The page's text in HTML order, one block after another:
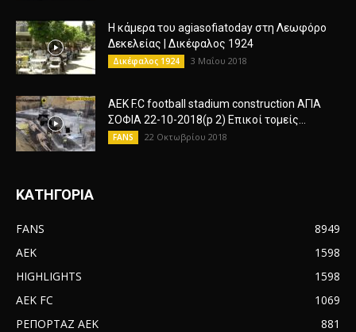
Η κάμερα του agiasofiatoday στη Λεωφόρο
Δεκελείας | Δικέφαλος 1924
Δικέφαλος 1924 3 Μαΐου 2018
AEK F.C football stadium construction ΑΓΙΑ
ΣΟΦΙΑ 22-10-2018(p 2) Επικοί τομείς...
FANS 22 Οκτωβρίου 2018
ΚΑΤΗΓΟΡΙΑ
FANS
8949
AEK
1598
HIGHLIGHTS
1598
AEK FC
1069
ΡΕΠΟΡΤΑΖ ΑΕΚ
881